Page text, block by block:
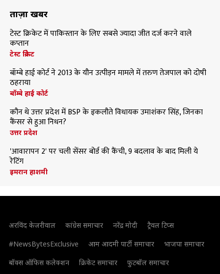
ताज़ा खबरें
टेस्ट क्रिकेट में पाकिस्तान के लिए सबसे ज्यादा जीत दर्ज करने वाले
कप्तान
टेस्ट क्रिकेट
बॉम्बे हाई कोर्ट ने 2013 के यौन उत्पीड़न मामले में तरुण तेजपाल को दोषी
ठहराया
बॉम्बे हाई कोर्ट
कौन थे उत्तर प्रदेश में BSP के इकलौते विधायक उमाशंकर सिंह, जिनका
कैंसर से हुआ निधन?
उत्तर प्रदेश
'आवारापन 2' पर चली सेंसर बोर्ड की कैंची, 9 बदलाव के बाद मिली ये
रेटिंग
इमरान हाशमी
अरविंद केजरीवाल कांग्रेस समाचार नरेंद्र मोदी
ट्रैवल टिप्स
#NewsBytesExclusive
आम आदमी पार्टी समाचार
भाजपा समाचार
बॉक्स ऑफिस कलेक्शन
क्रिकेट समाचार फुटबॉल समाचार